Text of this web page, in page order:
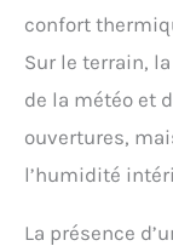
confort
Sur le terrain,
de la météo et
ouvertures,
l’humidité
La présence